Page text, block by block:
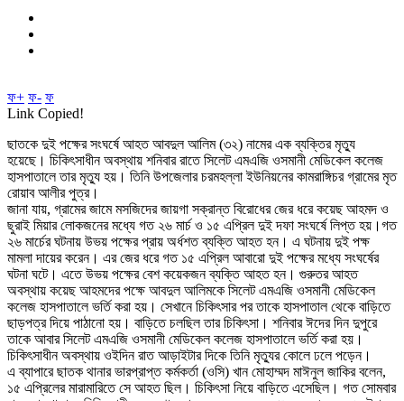
ফ+ ফ- ফ
Link Copied!
ছাতকে দুই পক্ষের সংঘর্ষে আহত আবদুল আলিম (৩২) নামের এক ব্যক্তির মৃত্যু
হয়েছে। চিকিৎসাধীন অবস্থায় শনিবার রাতে সিলেট এমএজি ওসমানী মেডিকেল কলেজ
হাসপাতালে তার মৃত্যু হয়। তিনি উপজেলার চরমহল্লা ইউনিয়নের কামরাঙ্গিচর গ্রামের মৃত
রোয়াব আলীর পুত্র।
জানা যায়, গ্রামের জামে মসজিদের জায়গা সক্রান্ত বিরোধের জের ধরে কয়েছ আহমদ ও
ছুরাই মিয়ার লোকজনের মধ্যে গত ২৬ মার্চ ও ১৫ এপ্রিল দুই দফা সংঘর্ষে লিপ্ত হয়।গত
২৬ মার্চের ঘটনায় উভয় পক্ষের প্রায় অর্ধশত ব্যক্তি আহত হন। এ ঘটনায় দুই পক্ষ
মামলা দায়ের করেন। এর জের ধরে গত ১৫ এপ্রিল আবারো দুই পক্ষের মধ্যে সংঘর্ষের
ঘটনা ঘটে। এতে উভয় পক্ষের বেশ কয়েকজন ব্যক্তি আহত হন। গুরুতর আহত
অবস্থায় কয়েছ আহমদের পক্ষে আবদুল আলিমকে সিলেট এমএজি ওসমানী মেডিকেল
কলেজ হাসপাতালে ভর্তি করা হয়। সেখানে চিকিৎসার পর তাকে হাসপাতাল থেকে বাড়িতে
ছাড়পত্র দিয়ে পাঠানো হয়। বাড়িতে চলছিল তার চিকিৎসা। শনিবার ঈদের দিন দুপুরে
তাকে আবার সিলেট এমএজি ওসমানী মেডিকেল কলেজ হাসপাতালে ভর্তি করা হয়।
চিকিৎসাধীন অবস্থায় ওইদিন রাত আড়াইটার দিকে তিনি মৃত্যুর কোলে ঢলে পড়েন।
এ ব্যাপারে ছাতক থানার ভারপ্রাপ্ত কর্মকর্তা (ওসি) খান মোহাম্মদ মাঈনুল জাকির বলেন,
১৫ এপ্রিলের মারামারিতে সে আহত ছিল। চিকিৎসা নিয়ে বাড়িতে এসেছিল। গত সোমবার